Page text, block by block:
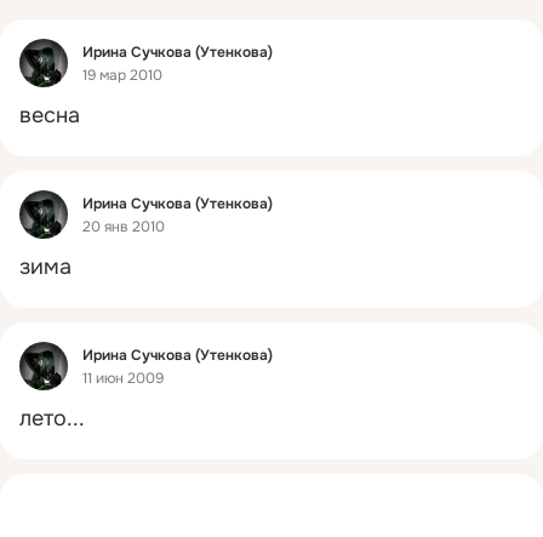
Фид
Ирина Сучкова (Утенкова)
19 мар 2010
весна
Фид
Ирина Сучкова (Утенкова)
20 янв 2010
зима
Фид
Ирина Сучкова (Утенкова)
11 июн 2009
лето...